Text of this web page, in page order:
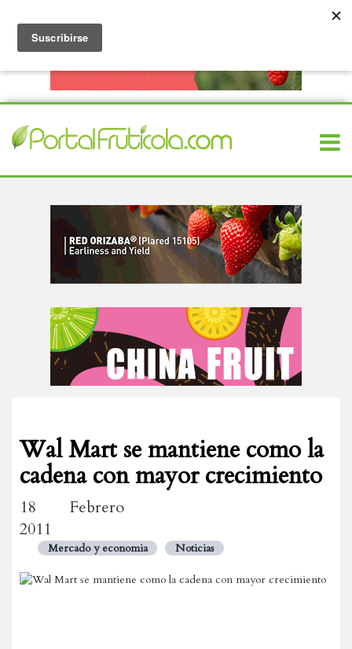
Wal Mart se mantiene como la
cadena con mayor crecimiento
18 Febrero
2011
Mercado y economia Noticias